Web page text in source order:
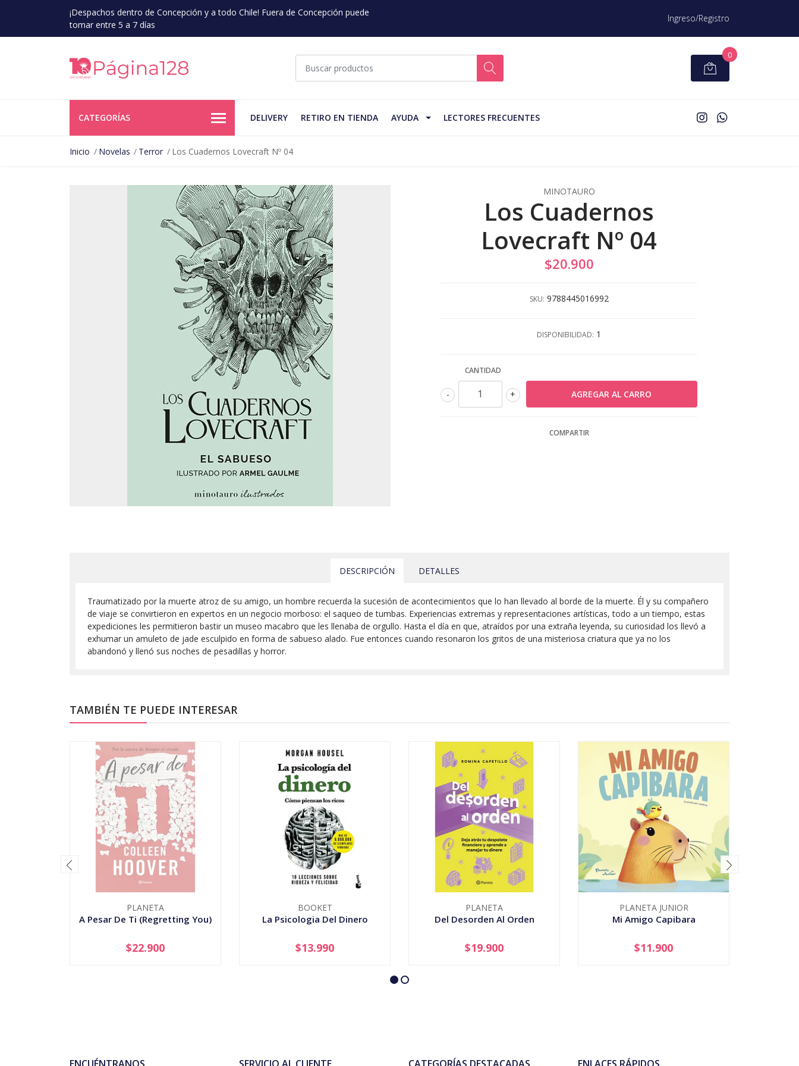
¡Despachos dentro de Concepción y a todo Chile! Fuera de Concepción puede
tomar entre 5 a 7 días
Ingreso/Registro
0
CATEGORÍAS DELIVERY RETIRO EN TIENDA AYUDA LECTORES FRECUENTES
Inicio Novelas Terror Los Cuadernos Lovecraft Nº 04
MINOTAURO
Los Cuadernos
Lovecraft Nº 04
$20.900
SKU: 9788445016992
DISPONIBILIDAD: 1
CANTIDAD
+
-
COMPARTIR
DESCRIPCIÓN DETALLES
Traumatizado por la muerte atroz de su amigo, un hombre recuerda la sucesión de acontecimientos que lo han llevado al borde de la muerte. Él y su compañero
de viaje se convirtieron en expertos en un negocio morboso: el saqueo de tumbas. Experiencias extremas y representaciones artísticas, todo a un tiempo, estas
expediciones les permitieron bastir un museo macabro que les llenaba de orgullo. Hasta el día en que, atraídos por una extraña leyenda, su curiosidad los llevó a
exhumar un amuleto de jade esculpido en forma de sabueso alado. Fue entonces cuando resonaron los gritos de una misteriosa criatura que ya no los
abandonó y llenó sus noches de pesadillas y horror.
TAMBIÉN TE PUEDE INTERESAR
PLANETA
A Pesar De Ti (Regretting You)
AGOTADO
$22.900
BOOKET
La Psicologia Del Dinero
+
$13.990
PLANETA
Del Desorden Al Orden
+
$19.900
PLANETA JUNIOR
Mi Amigo Capibara
+
$11.900